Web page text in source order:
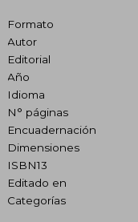
Formato
Autor
Editorial
Año
Idioma
N° páginas
Encuadernación
Dimensiones
ISBN13
Editado en
Categorías